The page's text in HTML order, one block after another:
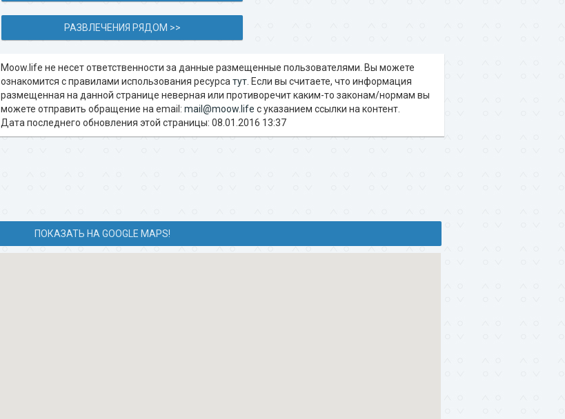
РАЗВЛЕЧЕНИЯ РЯДОМ >>
Moow.life не несет ответственности за данные размещенные пользователями. Вы можете
ознакомится с правилами использования ресурсатут . Если вы считаете, что информация
размещенная на данной странице неверная или противоречит каким-то законам/нормам вы
можете отправить обращение на email:mail@moow.life c указанием ссылки на контент.
Дата последнего обновления этой страницы: 08.01.2016 13:37
ПОКАЗАТЬ НА GOOGLE MAPS!